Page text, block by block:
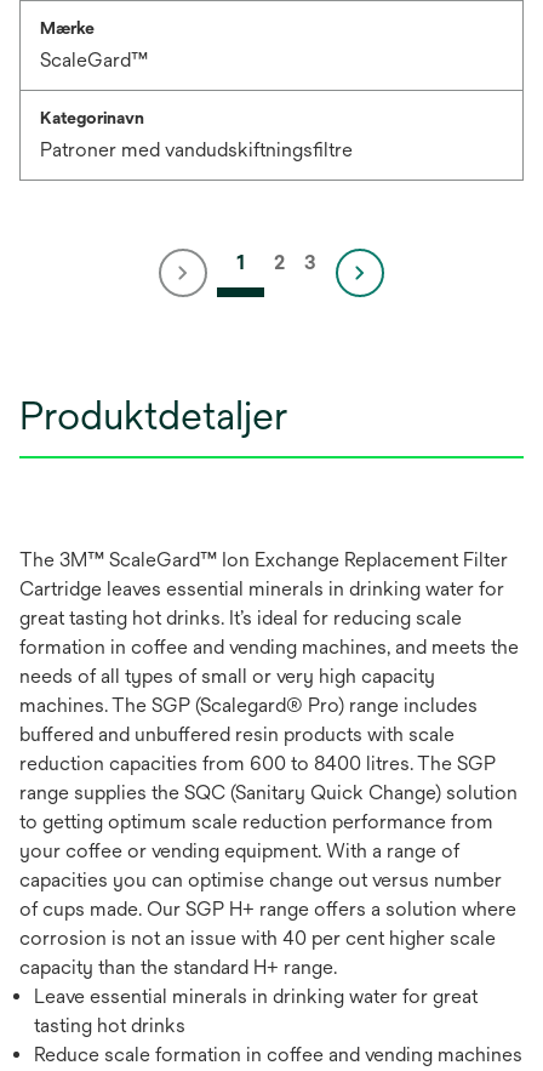
Mærke
ScaleGard™
Kategorinavn
Patroner med vandudskiftningsfiltre
1 2 3
Produktdetaljer
The 3M™ ScaleGard™ Ion Exchange Replacement Filter
Cartridge leaves essential minerals in drinking water for
great tasting hot drinks. It’s ideal for reducing scale
formation in coffee and vending machines, and meets the
needs of all types of small or very high capacity
machines. The SGP (Scalegard® Pro) range includes
buffered and unbuffered resin products with scale
reduction capacities from 600 to 8400 litres. The SGP
range supplies the SQC (Sanitary Quick Change) solution
to getting optimum scale reduction performance from
your coffee or vending equipment. With a range of
capacities you can optimise change out versus number
of cups made. Our SGP H+ range offers a solution where
corrosion is not an issue with 40 per cent higher scale
capacity than the standard H+ range.
Leave essential minerals in drinking water for great
tasting hot drinks
Reduce scale formation in coffee and vending machines